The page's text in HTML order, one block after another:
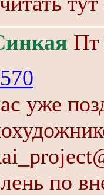
Пт
уже
по